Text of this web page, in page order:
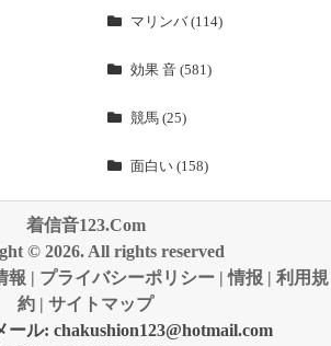
マリンバ (114)
効果 音 (581)
競馬 (25)
面白い (158)
着信音123.Com
© 2026. All rights reserved
報 | プライバシーポリシー |情报 | 利用規
約 | サイトマップ
ール: chakushion123@hotmail.com